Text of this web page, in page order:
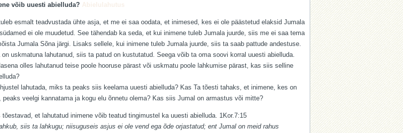
võib uuesti abielluda? Abielulahutus
esmalt teadvustada ühte asja, et me ei saa oodata, et inimesed, kes ei ole päästetud elaksid Jumala
ei ole muudetud. See tähendab ka seda, et kui inimene tuleb Jumala juurde, siis me ei saa tema
Jumala Sõna järgi. Lisaks sellele, kui inimene tuleb Jumala juurde, siis ta saab pattude andestuse.
uskmatuna lahutanud, siis ta patud on kustutatud. Seega võib ta oma soovi korral uuesti abielluda.
olles lahutanud teise poole hooruse pärast või uskmatu poole lahkumise pärast, kas siis selline
lahutada, miks ta peaks siis keelama uuesti abielluda? Kas Ta tõesti tahaks, et inimene, kes on
peaks veelgi kannatama ja kogu elu õnnetu olema? Kas siis Jumal on armastus või mitte?
et lahutatud inimene võib teatud tingimustel ka uuesti abielluda. 1Kor.7:15
siis ta lahkugu; niisuguseis asjus ei ole vend ega õde orjastatud; ent Jumal on meid rahus